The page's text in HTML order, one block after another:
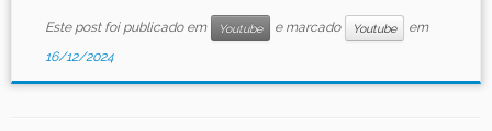
Este post foi publicado em Youtube e marcado Youtube
em
16/12/2024